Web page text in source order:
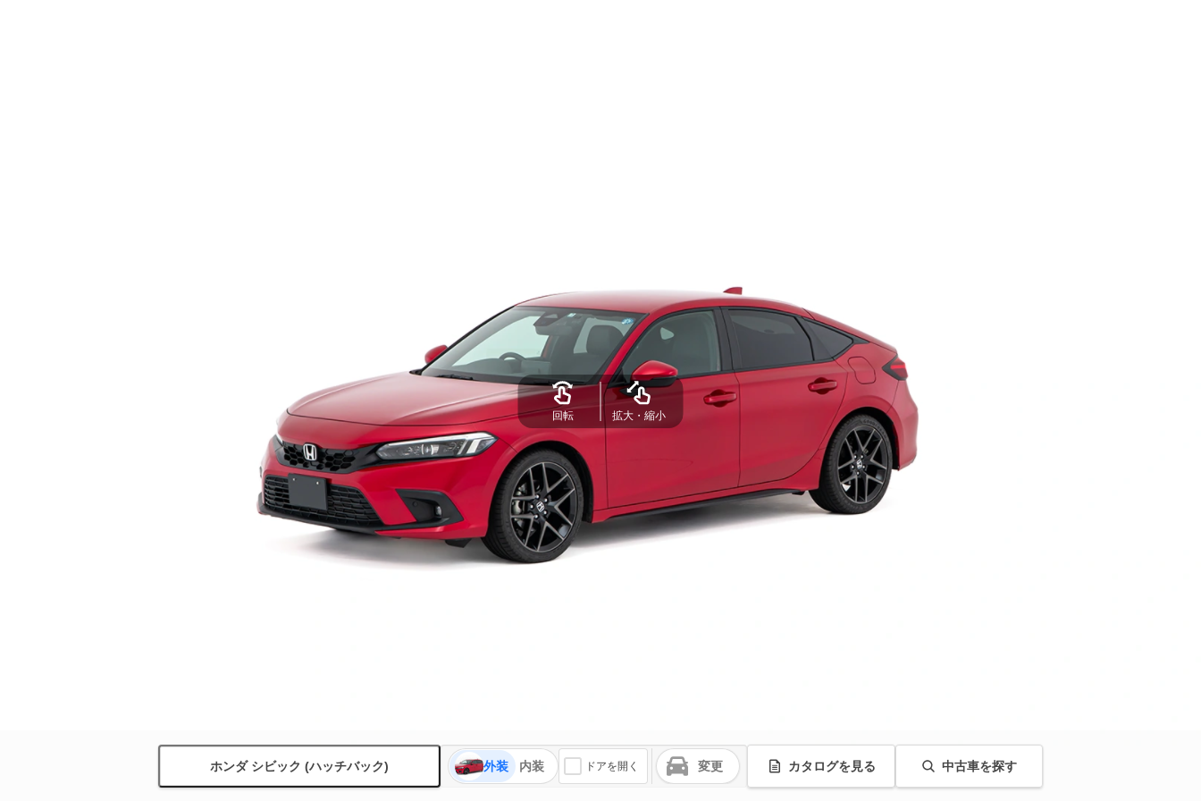
ホンダ シビック (ハッチバック) 外装 内装 ドアを開く 変更 カタログを見る 中古車を探す
回転 拡大・縮小